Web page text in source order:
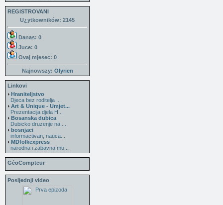
REGISTROVANI
U¿ytkowników: 2145
Danas: 0
Juce: 0
Ovaj mjesec: 0
Najnowszy: Olyrien
Linkovi
Hraniteljstvo
Djeca bez roditelja ...
Art & Unique - Umjet...
Prezentacija djela H...
Bosanska dubica
Dubicko druzenje na ...
bosnjaci
informactivan, nauca...
MDfolkexpress
narodna i zabavna mu...
GéoCompteur
Posljednji video